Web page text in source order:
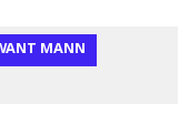
MANN